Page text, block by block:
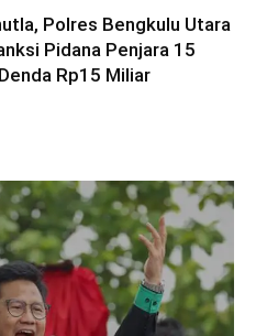
Polres Bengkulu Utara
Pidana Penjara 15
Rp15 Miliar